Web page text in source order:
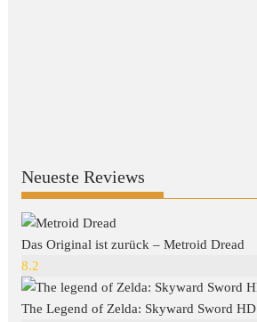
Neueste Reviews
Das Original ist zurück – Metroid Dread
8.2
The Legend of Zelda: Skyward Sword HD